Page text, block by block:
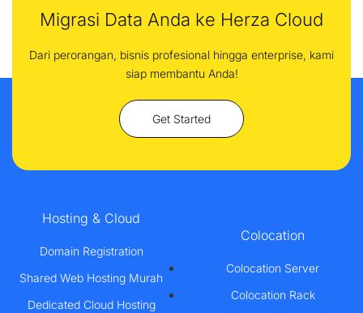
Migrasi Data Anda ke Herza Cloud
Dari perorangan, bisnis profesional hingga enterprise, kami
siap membantu Anda!
Get Started
Hosting & Cloud
Domain Registration
Shared Web Hosting Murah
Dedicated Cloud Hosting
Colocation
Colocation Server
Colocation Rack